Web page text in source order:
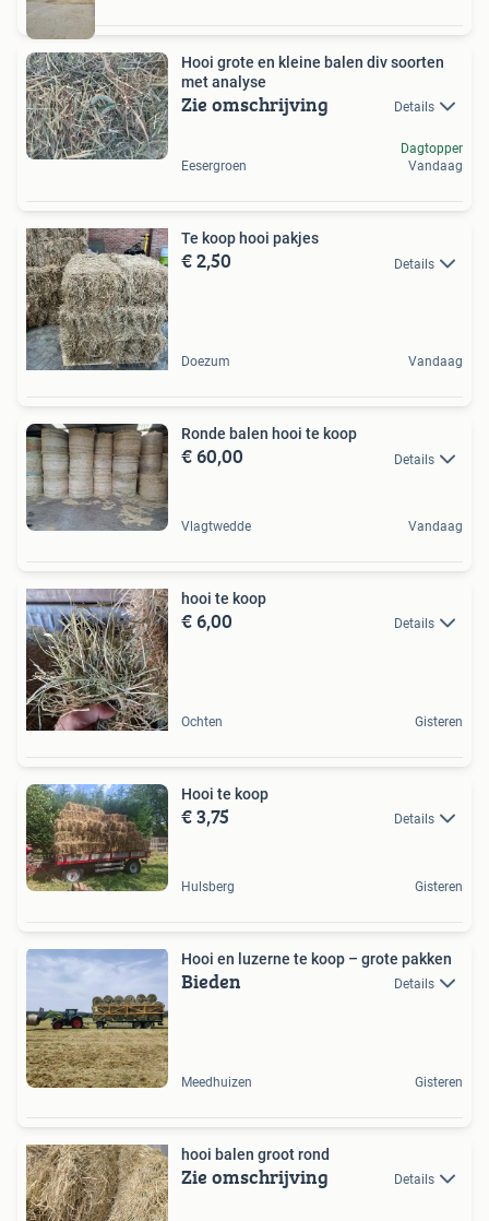
Hooi grote en kleine balen div soorten
met analyse
Zie omschrijving Details
Eesergroen
Dagtopper
Vandaag
Te koop hooi pakjes
€ 2,50 Details
Doezum Vandaag
Ronde balen hooi te koop
€ 60,00 Details
Vlagtwedde Vandaag
hooi te koop
€ 6,00 Details
Ochten Gisteren
Hooi te koop
€ 3,75 Details
Hulsberg Gisteren
Hooi en luzerne te koop – grote pakken
Bieden Details
Meedhuizen Gisteren
hooi balen groot rond
Zie omschrijving Details